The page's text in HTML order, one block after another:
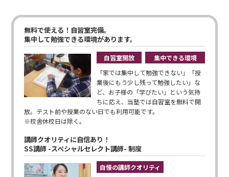
無料で使える！自習室完備。
集中して勉強できる環境があります。
自習室開放
集中できる環境
「家では集中して勉強できない」「授
業後にもう少し残って勉強したい」な
ど、お子様の「学びたい」という気持
ちに応え、当塾では自習室を無料で開
放。テスト前や授業のない日でも利用可能です。
※校舎休校日は除く。
講師クオリティに自信あり！
SS講師 -スペシャルセレクト講師- 制度
自慢の講師クオリティ